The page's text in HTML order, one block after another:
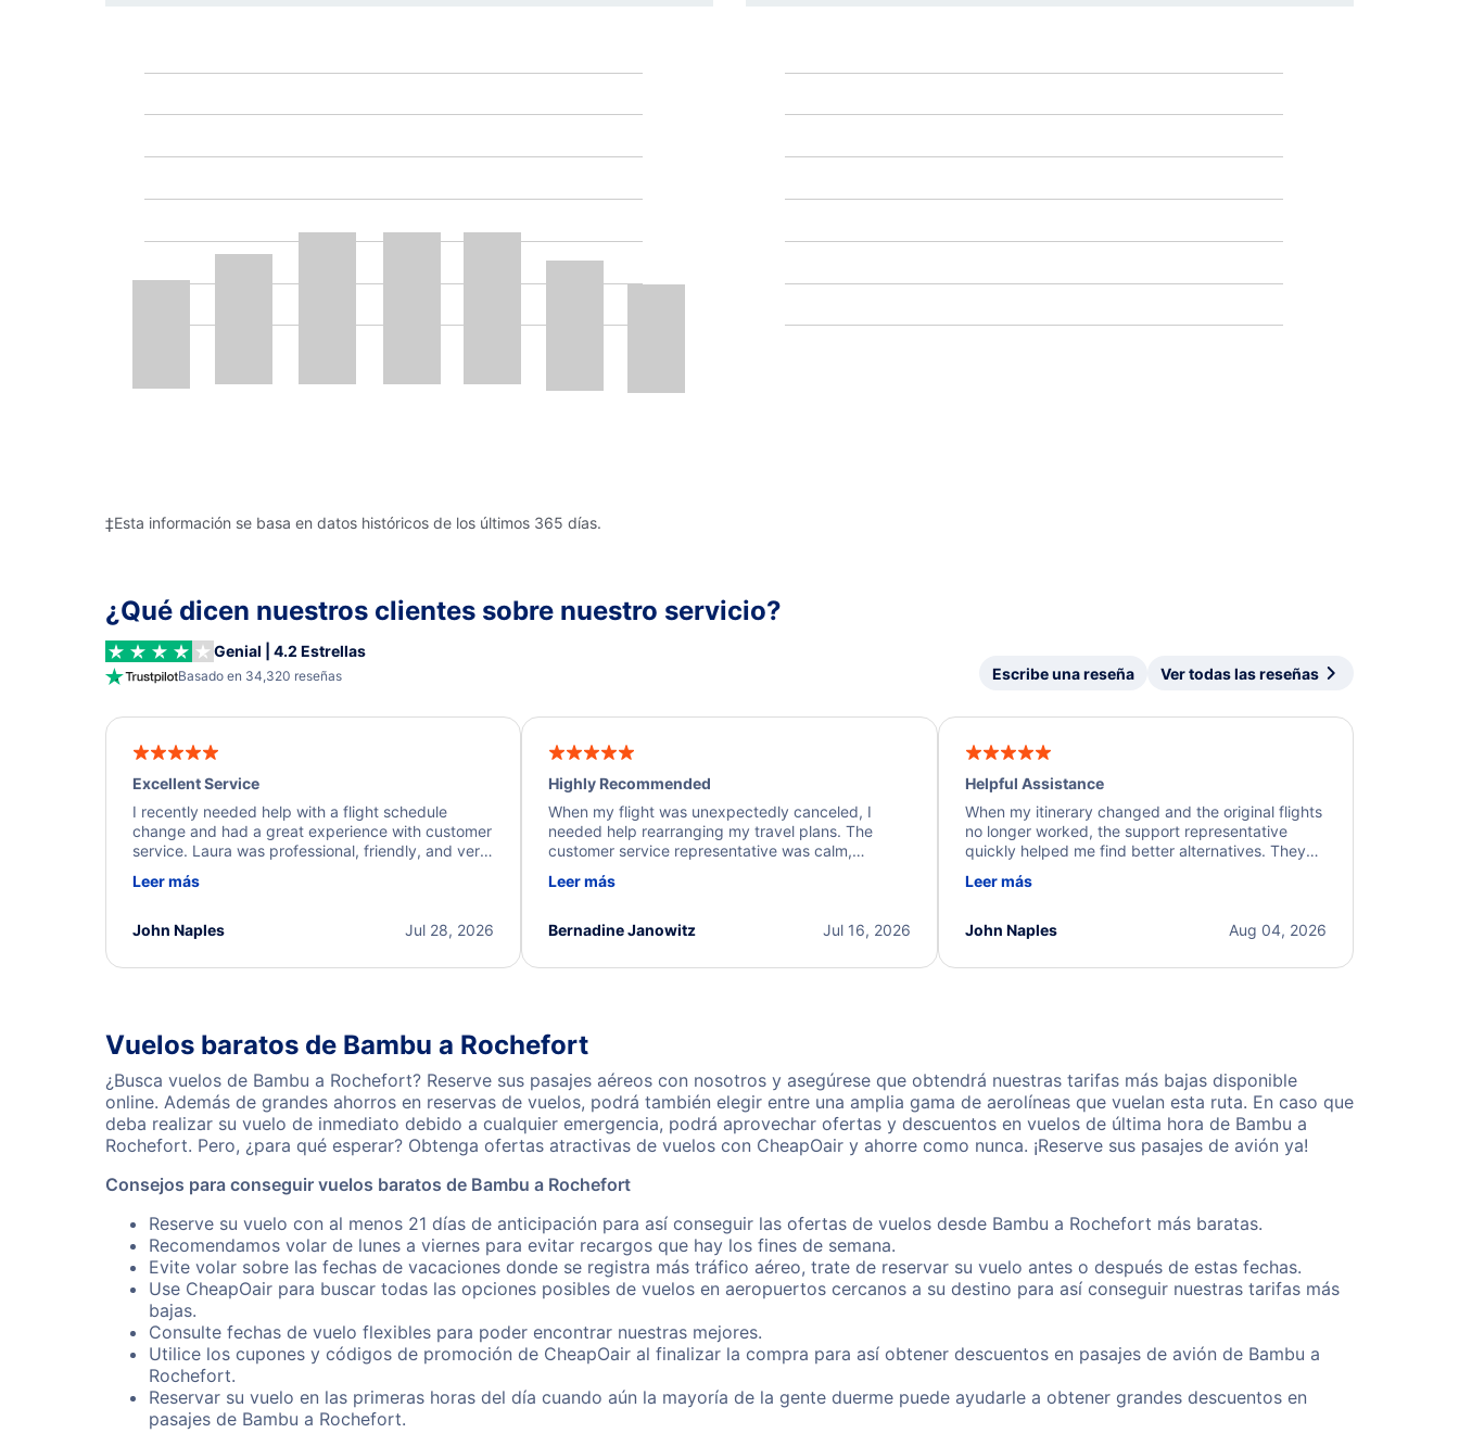
‡Esta información se basa en datos históricos de los últimos 365 días.
¿Qué dicen nuestros clientes sobre nuestro servicio?
Genial | 4.2 Estrellas
Basado en 34,320 reseñas Escribe una reseña Ver todas las reseñas
Excellent Service
I recently needed help with a flight schedule
change and had a great experience with customer
service. Laura was professional, friendly, and very
a solution and kept me informed of the next steps.
Leer más
Jul 28, 2026
John Naples
Highly Recommended
When my flight was unexpectedly canceled, I
needed help rearranging my travel plans. The
customer service representative was calm,
process. They quickly found alternative flight
I truly appreciate the excellent support and
Leer más
Jul 16, 2026
Bernadine Janowitz
Helpful Assistance
When my itinerary changed and the original flights
no longer worked, the support representative
quickly helped me find better alternatives. They
beyond to resolve the issue. I'm grateful for the
Leer más
Aug 04, 2026
John Naples
Vuelos baratos de Bambu a Rochefort
¿Busca vuelos de Bambu a Rochefort? Reserve sus pasajes aéreos con nosotros y asegúrese que obtendrá nuestras tarifas más bajas disponible
online. Además de grandes ahorros en reservas de vuelos, podrá también elegir entre una amplia gama de aerolíneas que vuelan esta ruta. En caso que
deba realizar su vuelo de inmediato debido a cualquier emergencia, podrá aprovechar ofertas y descuentos en vuelos de última hora de Bambu a
Rochefort. Pero, ¿para qué esperar? Obtenga ofertas atractivas de vuelos con CheapOair y ahorre como nunca. ¡Reserve sus pasajes de avión ya!
Consejos para conseguir vuelos baratos de Bambu a Rochefort
Reserve su vuelo con al menos 21 días de anticipación para así conseguir las ofertas de vuelos desde Bambu a Rochefort más baratas.
Recomendamos volar de lunes a viernes para evitar recargos que hay los fines de semana.
Evite volar sobre las fechas de vacaciones donde se registra más tráfico aéreo, trate de reservar su vuelo antes o después de estas fechas.
Use CheapOair para buscar todas las opciones posibles de vuelos en aeropuertos cercanos a su destino para así conseguir nuestras tarifas más
bajas.
Consulte fechas de vuelo flexibles para poder encontrar nuestras mejores.
Utilice los cupones y códigos de promoción de CheapOair al finalizar la compra para así obtener descuentos en pasajes de avión de Bambu a
Rochefort.
Reservar su vuelo en las primeras horas del día cuando aún la mayoría de la gente duerme puede ayudarle a obtener grandes descuentos en
pasajes de Bambu a Rochefort.